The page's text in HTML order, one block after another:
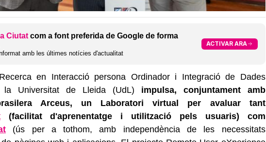
Ciutat com a font preferida de Google de forma
amb les últimes notícies d'actualitat
ACTIVAR ARA
en Interacció persona Ordinador i Integració de Dades
Universitat de Lleida (UdL) impulsa, conjuntament amb
Arceus, un Laboratori virtual per avaluar tant
(facilitat d'aprenentatge i utilització pels usuaris) com
(ús per a tothom, amb independència de les necessitats